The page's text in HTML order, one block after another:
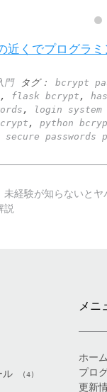
くでプログラミ
門 タグ： bcrypt
, flask bcrypt ,
, login system
, python
secure passwords
経験が知らないとヤ
説
ル (4)
メニ
ホーム
プロ
更新